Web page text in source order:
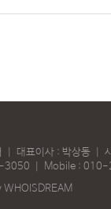
대표이사 : 박상동
3050 Mobile : 010-